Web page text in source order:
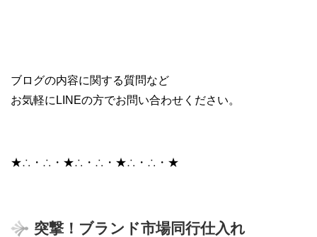
ブログの内容に関する質問など
お気軽にLINEの方でお問い合わせください。
★∴・∴・★∴・∴・★∴・∴・★
突撃！ブランド市場同行仕入れ